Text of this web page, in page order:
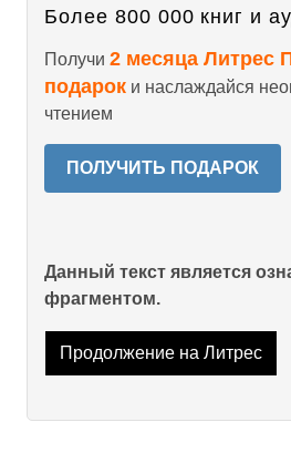
Более 800 000 книг и
Получи 2 месяца Литрес
подарок и наслаждайся
чтением
ПОЛУЧИТЬ ПОДАРОК
Данный текст является
фрагментом.
Продолжение на Литрес